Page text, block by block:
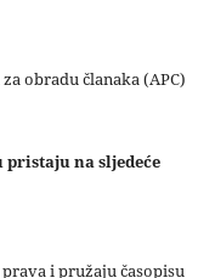
članaka (APC)
na sljedeće
i pružaju časopisu